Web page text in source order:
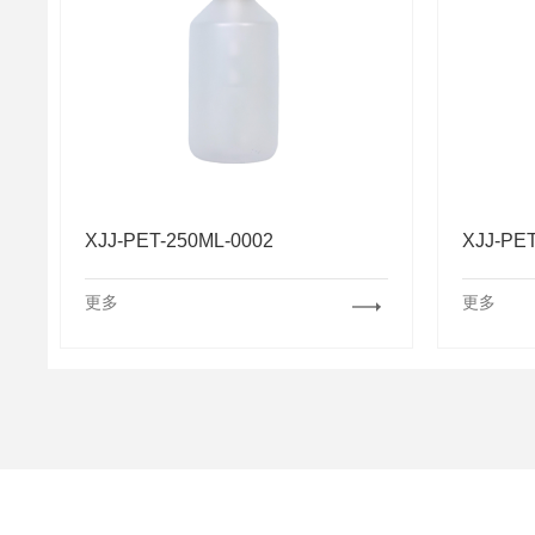
XJJ-PET-250ML-0002
更多
XJJ-
更多